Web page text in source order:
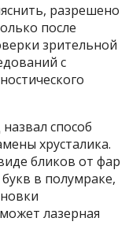
разрешено
после
зрительной
с
способ
хрусталика.
бликов от фар
в полумраке,
лазерная